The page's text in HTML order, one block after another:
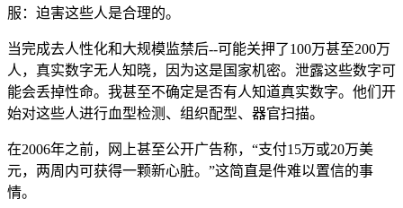
服：迫害这些人是合理的。
当完成去人性化和大规模监禁后--可能关押了100万甚至200万
人，真实数字无人知晓，因为这是国家机密。泄露这些数字可
能会丢掉性命。我甚至不确定是否有人知道真实数字。他们开
始对这些人进行血型检测、组织配型、器官扫描。
在2006年之前，网上甚至公开广告称，“支付15万或20万美
元，两周内可获得一颗新心脏。”这简直是件难以置信的事
情。